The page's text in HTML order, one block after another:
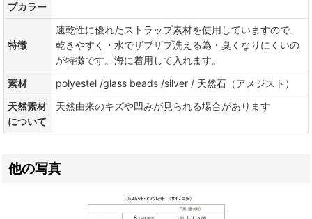
プカラー
特徴
速乾性に優れたストラップ素材を使用していますので、
乾きやすく・水でザブザブ洗える為・臭くなりにくいの
が特徴です。海に着用して入れます。
素材
polyestel /glass beads /silver / 天然石（アメジスト）
天然素材
について
天然由来のキズや凹みが見られる場合があります
他の写真